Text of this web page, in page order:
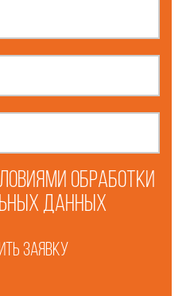
обработки
данных
заявку